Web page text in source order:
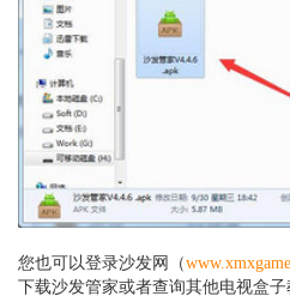
您也可以登录沙发网（
下载沙发管家或者查询其他电视盒子